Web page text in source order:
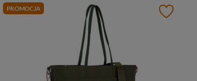
PROMOCJA